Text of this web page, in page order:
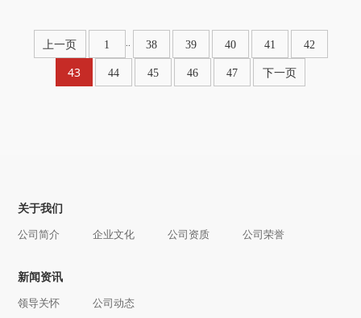
上一页 1 .. 38 39 40 41 42
43 44 45 46 47 下一页
关于我们
公司简介 企业文化 公司资质 公司荣誉
新闻资讯
领导关怀 公司动态